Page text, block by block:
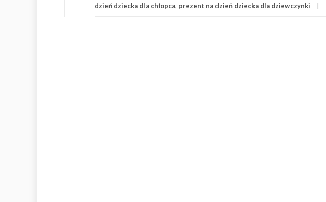
na
dzień dziecka dla chłopca, prezent na dzień dziecka dla dziewczynki